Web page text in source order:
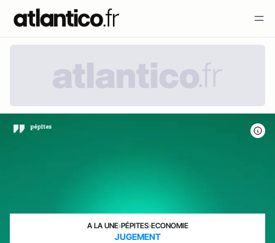
A LA UNE›PÉPITES›ECONOMIE
JUGEMENT